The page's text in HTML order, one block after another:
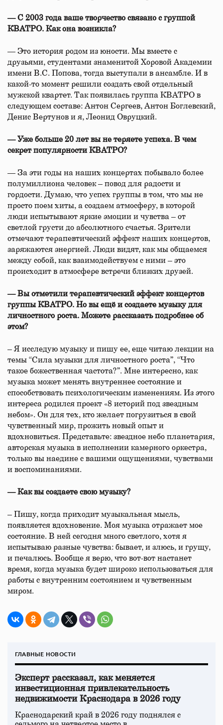
— С 2003 года ваше творчество связано с группой
КВАТРО. Как она возникла?
— Это история родом из юности. Мы вместе с
друзьями, студентами знаменитой Хоровой Академии
имени В.С. Попова, тогда выступали в ансамбле. И в
какой-то момент решили создать свой отдельный
мужской квартет. Так появилась группа КВАТРО в
следующем составе: Антон Сергеев, Антон Боглевский,
Денис Вертунов и я, Леонид Овруцкий.
— Уже больше 20 лет вы не теряете успеха. В чем
секрет популярности КВАТРО?
— За эти годы на наших концертах побывало более
полумиллиона человек – повод для радости и
гордости. Думаю, что успех группы в том, что мы не
просто поем хиты, а создаем атмосферу, в которой
люди испытывают яркие эмоции и чувства – от
светлой грусти до абсолютного счастья. Зрители
отмечают терапевтический эффект наших концертов,
заряжаются энергией. Люди видят, как мы общаемся
между собой, как взаимодействуем с ними – это
происходит в атмосфере встречи близких друзей.
— Вы отметили терапевтический эффект концертов
группы КВАТРО. Но вы ещё и создаете музыку для
личностного роста. Можете рассказать подробнее об
этом?
– Я исследую музыку и пишу ее, еще читаю лекции на
темы “Сила музыки для личностного роста”, “Что
такое божественная частота?”. Мне интересно, как
музыка может менять внутреннее состояние и
способствовать психологическим изменениям. Из этого
интереса родился проект «8 историй под звездным
небом». Он для тех, кто желает погрузиться в свой
чувственный мир, прожить новый опыт и
вдохновиться. Представьте: звездное небо планетария,
авторская музыка в исполнении камерного оркестра,
только вы наедине с вашими ощущениями, чувствами
и воспоминаниями.
— Как вы создаете свою музыку?
– Пишу, когда приходит музыкальная мысль,
появляется вдохновение. Моя музыка отражает мое
состояние. В ней сегодня много светлого, хотя я
испытываю разные чувства: бывает, и злюсь, и грущу,
и печалюсь. Вообще я верю, что вот-вот настанет
время, когда музыка будет широко использоваться для
работы с внутренним состоянием и чувственным
миром.
ГЛАВНЫЕ НОВОСТИ
Эксперт рассказал, как меняется
инвестиционная привлекательность
недвижимости Краснодара в 2026 году
Краснодарский край в 2026 году поднялся с